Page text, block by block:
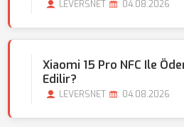
LEVERSNET 04.08.2026
Xiaomi 15 Pro NFC Ile
Edilir?
LEVERSNET 04.08.2026